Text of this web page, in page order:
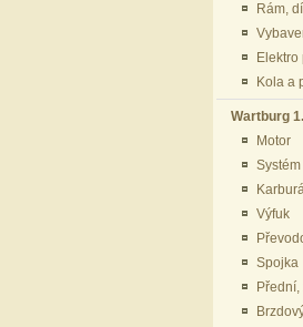
Rám,
Kola a
Wartburg
Motor
Výfuk
Spojka